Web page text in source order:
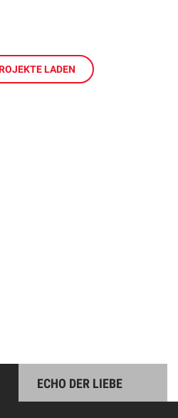
LADEN
ECHO DER LIEBE